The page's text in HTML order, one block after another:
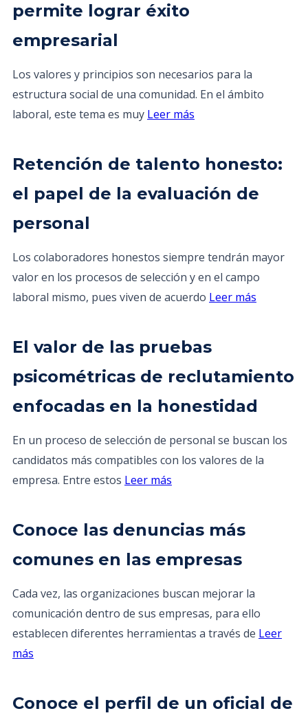
permite lograr éxito
empresarial
Los valores y principios son necesarios para la
estructura social de una comunidad. En el ámbito
laboral, este tema es muy Leer más
Retención de talento honesto:
el papel de la evaluación de
personal
Los colaboradores honestos siempre tendrán mayor
valor en los procesos de selección y en el campo
laboral mismo, pues viven de acuerdo Leer más
El valor de las pruebas
psicométricas de reclutamiento
enfocadas en la honestidad
En un proceso de selección de personal se buscan los
candidatos más compatibles con los valores de la
empresa. Entre estos Leer más
Conoce las denuncias más
comunes en las empresas
Cada vez, las organizaciones buscan mejorar la
comunicación dentro de sus empresas, para ello
establecen diferentes herramientas a través de Leer
más
Conoce el perfil de un oficial de